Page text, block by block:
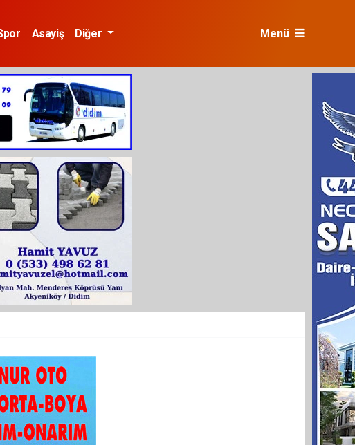
Asayiş Diğer Menü